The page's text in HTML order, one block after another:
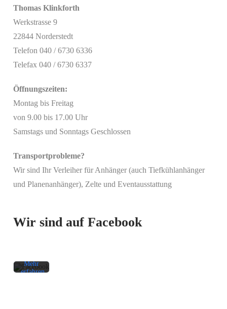
Thomas Klinkforth
Werkstrasse 9
22844 Norderstedt
Telefon 040 / 6730 6336
Telefax 040 / 6730 6337
Öffnungszeiten:
Montag bis Freitag
von 9.00 bis 17.00 Uhr
Samstags und Sonntags Geschlossen
Transportprobleme?
Wir sind Ihr Verleiher für Anhänger (auch Tiefkühlanhänger
und Planenanhänger), Zelte und Eventausstattung
Wir sind auf Facebook
Mit
akzeptieren
Mehr
erfahren